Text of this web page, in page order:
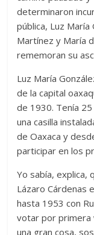
determinaron
pública, Luz María
Martínez y María
rememoran su
Luz María
de la capital
de 1930. Tenía
una casilla
de Oaxaca y
participar en los
Yo sabía, explica,
Lázaro Cárdenas
hasta 1953 con
votar por primera
una gran cosa,